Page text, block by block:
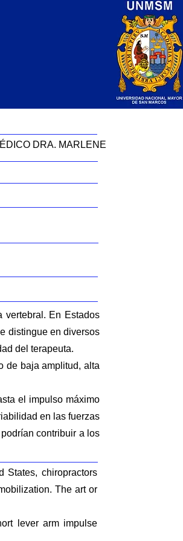
DRA. MARLENE
vertebral. En Estados
distingue en diversos
del terapeuta.
de baja amplitud, alta
el impulso máximo
en las fuerzas
contribuir a los
States, chiropractors
The art or
lever arm impulse